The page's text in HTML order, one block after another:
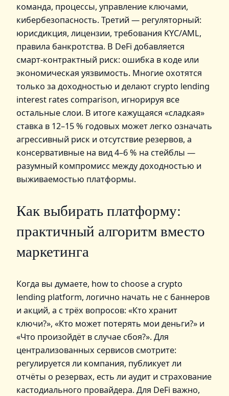
команда, процессы, управление ключами,
кибербезопасность. Третий — регуляторный:
юрисдикция, лицензии, требования KYC/AML,
правила банкротства. В DeFi добавляется
смарт‑контрактный риск: ошибка в коде или
экономическая уязвимость. Многие охотятся
только за доходностью и делают crypto lending
interest rates comparison, игнорируя все
остальные слои. В итоге кажущаяся «сладкая»
ставка в 12–15 % годовых может легко означать
агрессивный риск и отсутствие резервов, а
консервативные на вид 4–6 % на стейблы —
разумный компромисс между доходностью и
выживаемостью платформы.
Как выбирать платформу:
практичный алгоритм вместо
маркетинга
Когда вы думаете, how to choose a crypto
lending platform, логично начать не с баннеров
и акций, а с трёх вопросов: «Кто хранит
ключи?», «Кто может потерять мои деньги?» и
«Что произойдёт в случае сбоя?». Для
централизованных сервисов смотрите:
регулируется ли компания, публикует ли
отчёты о резервах, есть ли аудит и страхование
кастодиального провайдера. Для DeFi важно,